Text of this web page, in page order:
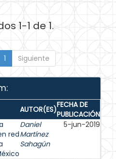
1-1 de 1.
1 Siguiente
AUTOR(ES)FECHA DE
PUBLICACIÓN
red
Daniel
Martínez
Sahagún
5-jun-2019